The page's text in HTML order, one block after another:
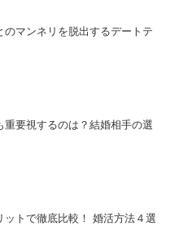
のマンネリを脱出するデートテ
重要視するのは？結婚相手の選
ットで徹底比較！ 婚活方法４選